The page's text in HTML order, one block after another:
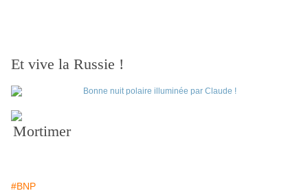
Et vive la Russie !
Mortimer
#BNP